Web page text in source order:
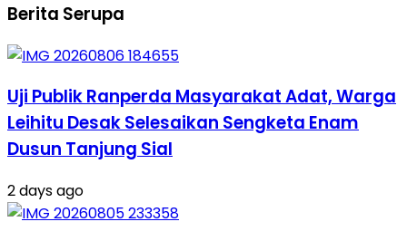
Berita Serupa
Uji Publik Ranperda Masyarakat Adat, Warga
Leihitu Desak Selesaikan Sengketa Enam
Dusun Tanjung Sial
2 days ago